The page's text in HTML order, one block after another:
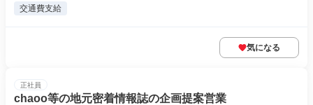
交通費支給
気になる
正社員
chaoo等の地元密着情報誌の企画提案営業